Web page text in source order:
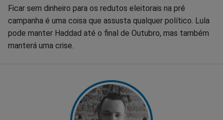
Ficar sem dinheiro para os redutos eleitorais na pré
campanha é uma coisa que assusta qualquer político. Lula
pode manter Haddad até o final de Outubro, mas também
manterá uma crise.